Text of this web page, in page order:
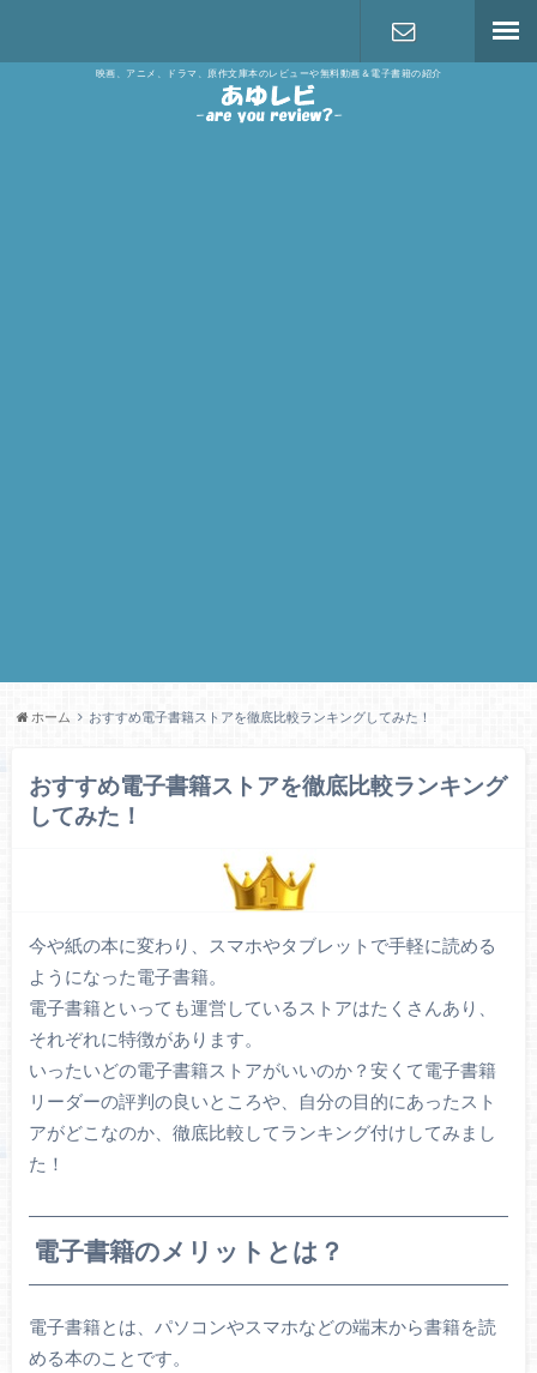
映画、アニメ、ドラマ、原作文庫本のレビューや無料動画＆電子書籍の紹介
ホーム おすすめ電子書籍ストアを徹底比較ランキングしてみた！
おすすめ電子書籍ストアを徹底比較ランキング
してみた！
今や紙の本に変わり、スマホやタブレットで手軽に読める
ようになった電子書籍。
電子書籍といっても運営しているストアはたくさんあり、
それぞれに特徴があります。
いったいどの電子書籍ストアがいいのか？安くて電子書籍
リーダーの評判の良いところや、自分の目的にあったスト
アがどこなのか、徹底比較してランキング付けしてみまし
た！
電子書籍のメリットとは？
電子書籍とは、パソコンやスマホなどの端末から書籍を読
める本のことです。